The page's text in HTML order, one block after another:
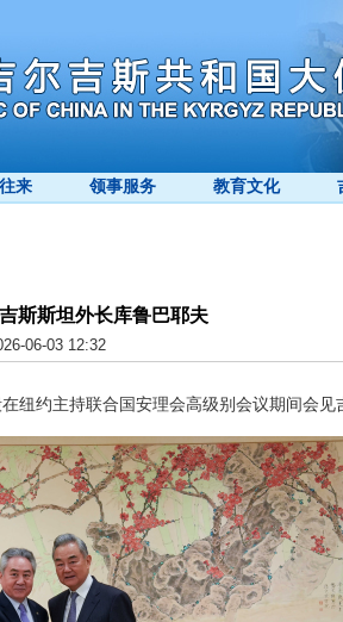
来 领事服务 教育文化
斯斯坦外长库鲁巴耶夫
06-03 12:32
纽约主持联合国安理会高级别会议期间会见